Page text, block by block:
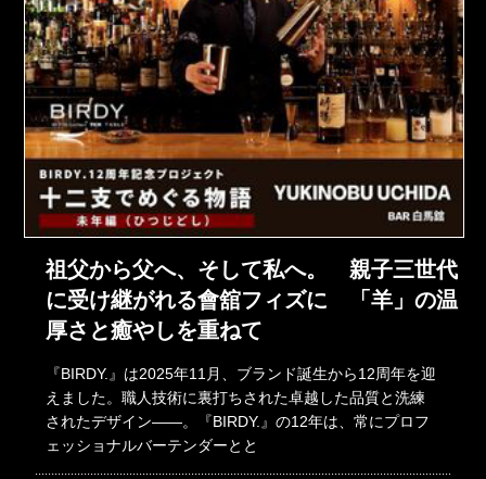
祖父から父へ、そして私へ。 親子三世代
に受け継がれる會舘フィズに 「羊」の温
厚さと癒やしを重ねて
『BIRDY.』は2025年11月、ブランド誕生から12周年を迎
えました。職人技術に裏打ちされた卓越した品質と洗練
されたデザイン――。『BIRDY.』の12年は、常にプロフ
ェッショナルバーテンダーとと